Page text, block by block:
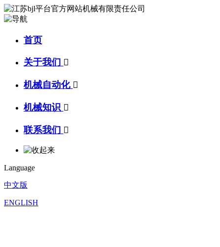
首页
关于我们 
机械自动化 
机械知识 
联系我们 
Language
中文版
ENGLISH